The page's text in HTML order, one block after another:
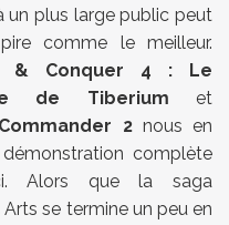
un plus large public peut
comme le meilleur.
& Conquer 4 : Le
de Tiberium et
2nous en
complète
Alors que la saga
se termine un peu en